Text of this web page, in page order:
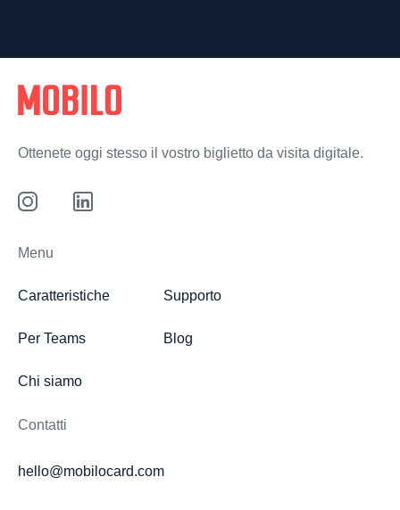
Ottenete oggi stesso il vostro biglietto da visita digitale.
Menu
Caratteristiche
Per Teams
Chi siamo
Supporto
Blog
Contatti
hello@mobilocard.com